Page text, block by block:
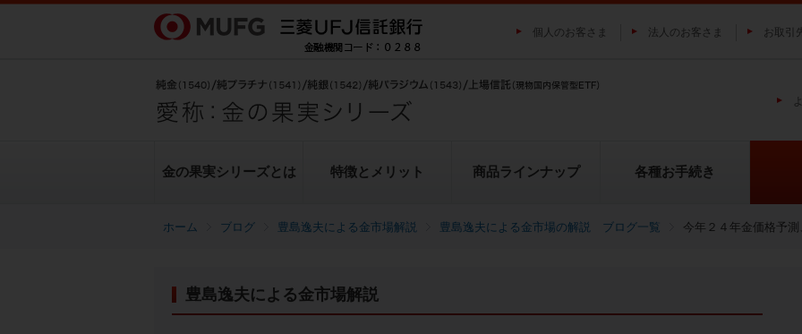
ブログ 豊島逸夫による金市場解説 豊島逸夫による金市場の解説 ブログ一覧 今年２４年金価格予
豊島逸夫による金市場解説
個人のお客さま 法人のお客さま お取引
金の果実シリーズとは
金投資とは
特徴とメリット
シリーズの魅力
商品ラインナップ
純金上場信託（金の果実）
各種お手続き
転換（交換）の手続き
豊島逸夫による金市場解説
ヒストリカルデータ